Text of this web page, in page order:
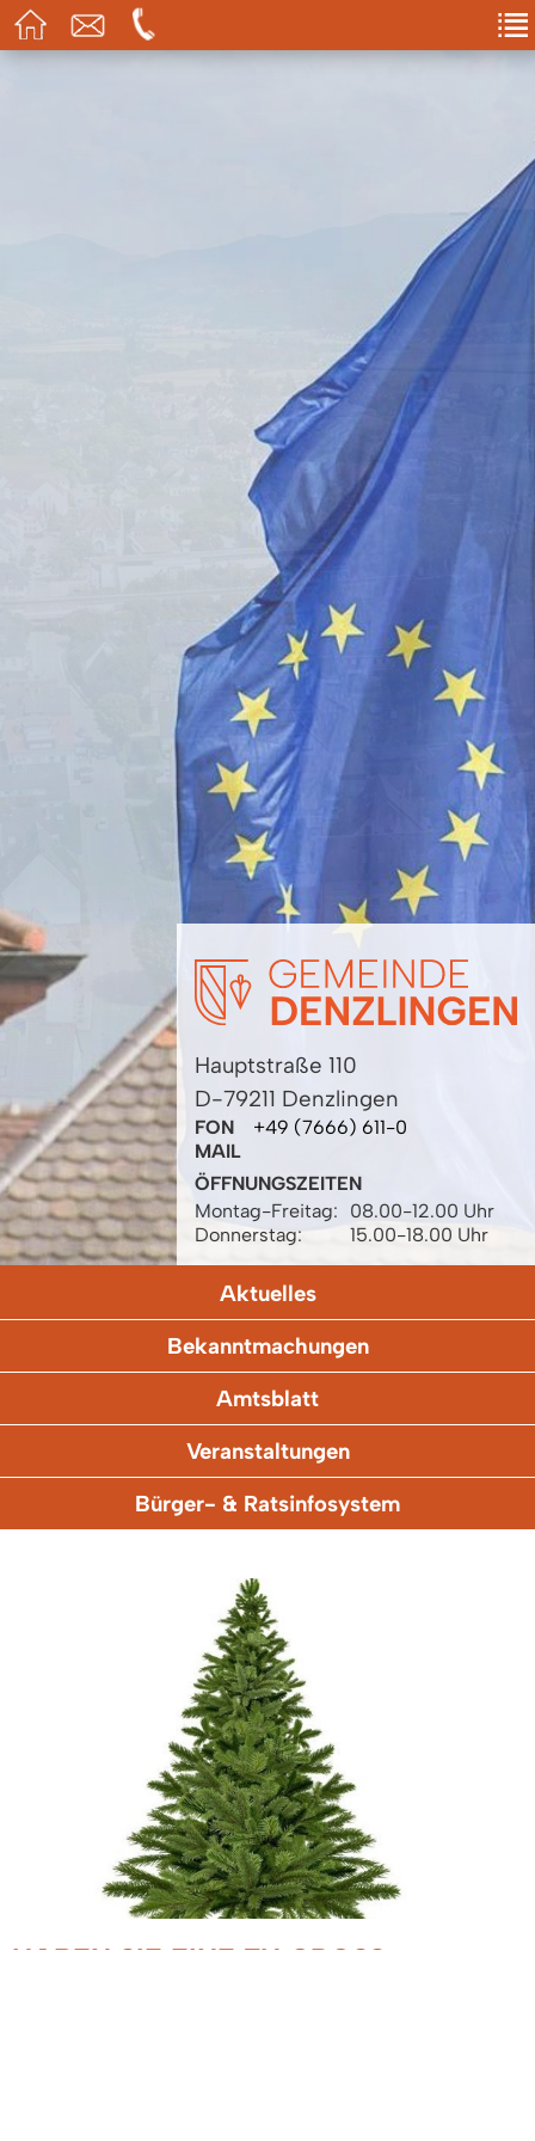
Hauptstraße 110
D-79211 Denzlingen
FON
+49 (7666) 611-0
MAIL
ÖFFNUNGSZEITEN
Montag-Freitag:
08.00-12.00 Uhr
Donnerstag:
15.00-18.00 Uhr
Aktuelles
Bekanntmachungen
Amtsblatt
Veranstaltungen
Bürger- & Ratsinfosystem
HABEN SIE EINE ZU GROSS G